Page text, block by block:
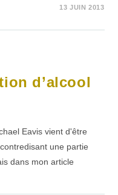
13 JUIN 2013
d’alcool
Eavis vient d'être
une partie
dans mon article